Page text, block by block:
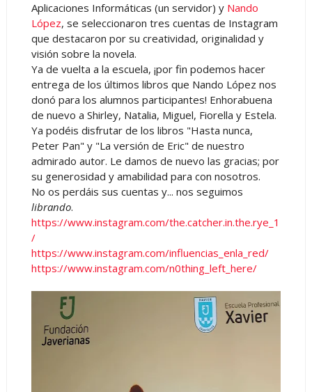
Aplicaciones Informáticas (un servidor) y Nando
López, se seleccionaron tres cuentas de Instagram
que destacaron por su creatividad, originalidad y
visión sobre la novela.
Ya de vuelta a la escuela, ¡por fin podemos hacer
entrega de los últimos libros que Nando López nos
donó para los alumnos participantes! Enhorabuena
de nuevo a Shirley, Natalia, Miguel, Fiorella y Estela.
Ya podéis disfrutar de los libros "Hasta nunca,
Peter Pan" y "La versión de Eric" de nuestro
admirado autor. Le damos de nuevo las gracias; por
su generosidad y amabilidad para con nosotros.
No os perdáis sus cuentas y... nos seguimos
librando.
https://www.instagram.com/the.catcher.in.the.rye_1
/
https://www.instagram.com/influencias_enla_red/
https://www.instagram.com/n0thing_left_here/